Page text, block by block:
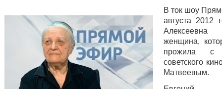
В ток шоу
августа 2012
Алексеевна
женщина,
прожила с
советского
Матвеевым.